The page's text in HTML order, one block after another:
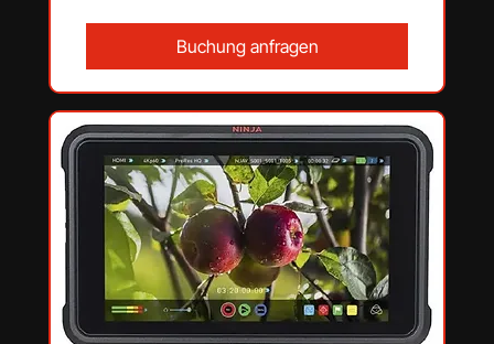
Buchung anfragen